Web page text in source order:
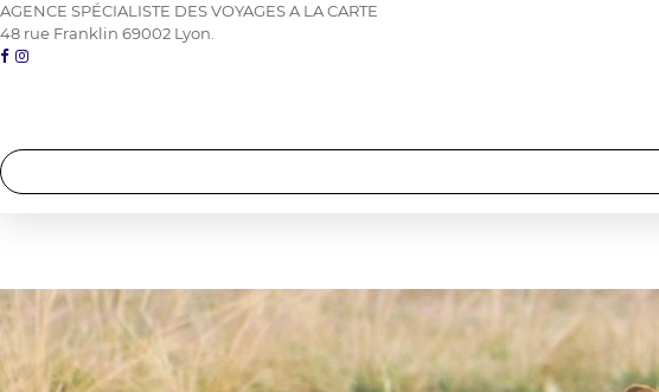
AGENCE SPÉCIALISTE DES VOYAGES A LA CARTE
48 rue Franklin 69002 Lyon.